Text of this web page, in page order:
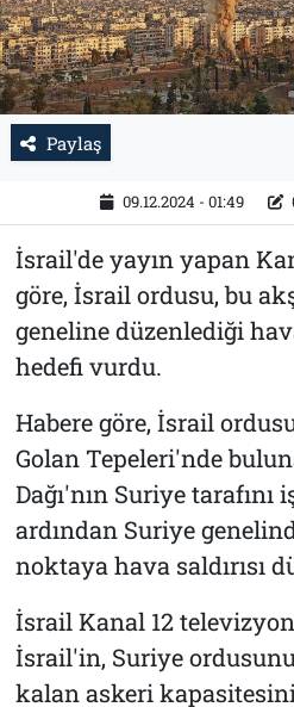
Paylaş
09.12.2024 - 01:49
İsrail'de yayın yapan
göre, İsrail ordusu, bu
geneline düzenlediği
hedefi vurdu.
Habere göre, İsrail
Golan Tepeleri'nde
Dağı'nın Suriye
ardından Suriye
noktaya hava saldırısı
İsrail Kanal 12
İsrail'in, Suriye
kalan askeri